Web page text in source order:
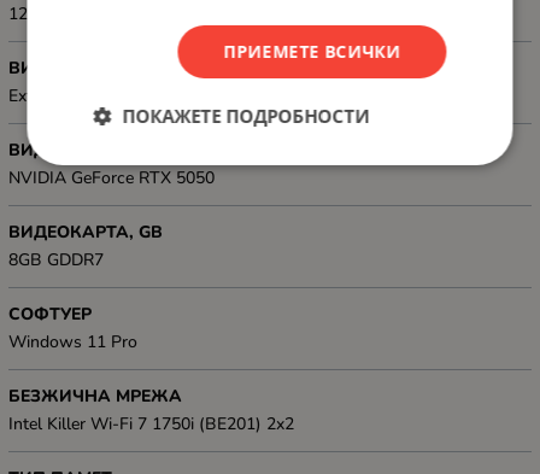
120Hz
ВИДЕОКАРТА, ТИП
Еxternal
ВИДЕО КАРТА, МОДЕЛ
NVIDIA GeForce RTX 5050
ВИДЕОКАРТА, GB
8GB GDDR7
СОФТУЕР
Windows 11 Pro
БЕЗЖИЧНА МРЕЖА
Intel Killer Wi-Fi 7 1750i (BE201) 2x2
ПРИЕМЕТЕ ВСИЧКИ
ПОКАЖЕТЕ ПОДРОБНОСТИ